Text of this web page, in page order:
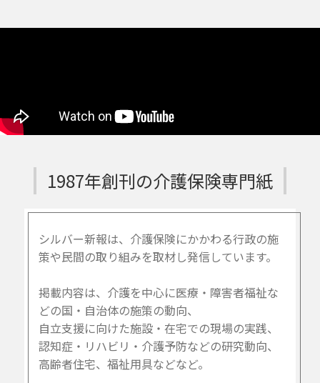
1987年創刊の介護保険専門紙
シルバー新報は、介護保険にかかわる行政の施
策や民間の取り組みを取材し発信しています。
掲載内容は、介護を中心に医療・障害者福祉な
どの国・自治体の施策の動向、
自立支援に向けた施設・在宅での現場の実践、
認知症・リハビリ・介護予防などの研究動向、
高齢者住宅、福祉用具などなど。